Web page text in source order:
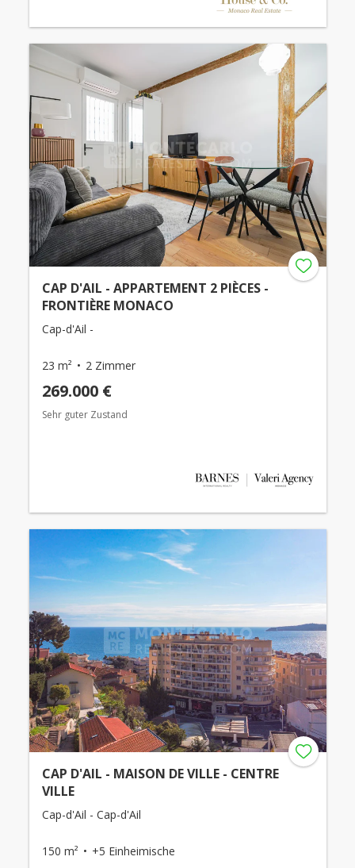
CAP D'AIL - APPARTEMENT 2 PIÈCES -
FRONTIÈRE MONACO
Cap-d'Ail -
23 m² 2 Zimmer
269.000 €
Sehr guter Zustand
CAP D'AIL - MAISON DE VILLE - CENTRE
VILLE
Cap-d'Ail - Cap-d'Ail
150 m² +5 Einheimische